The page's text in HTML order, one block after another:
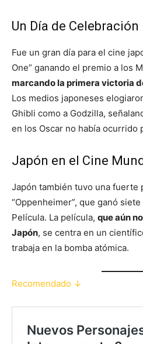
Un Día de Celebración
Fue un gran día para el cine
One” ganando el premio a los
marcando la primera victoria
Los medios japoneses
Ghibli como a Godzilla,
en los Oscar no había ocurrido
Japón en el Cine
Japón también tuvo una fuerte
“Oppenheimer”, que ganó
Película. La película, que aún
Japón, se centra en un
trabaja en la bomba atómica.
Recomendado ↓